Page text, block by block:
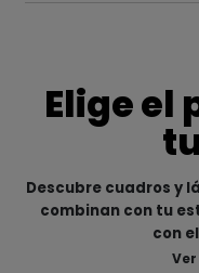
Elige el
Descubre cuadros y
combinan con tu
con